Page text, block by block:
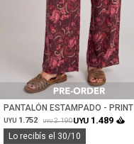
Talle
PANTALÓN ESTAMPADO - PRINT
UYU 1.752 UYU 2.190UYU 1.489
Lo recibís el 30/10